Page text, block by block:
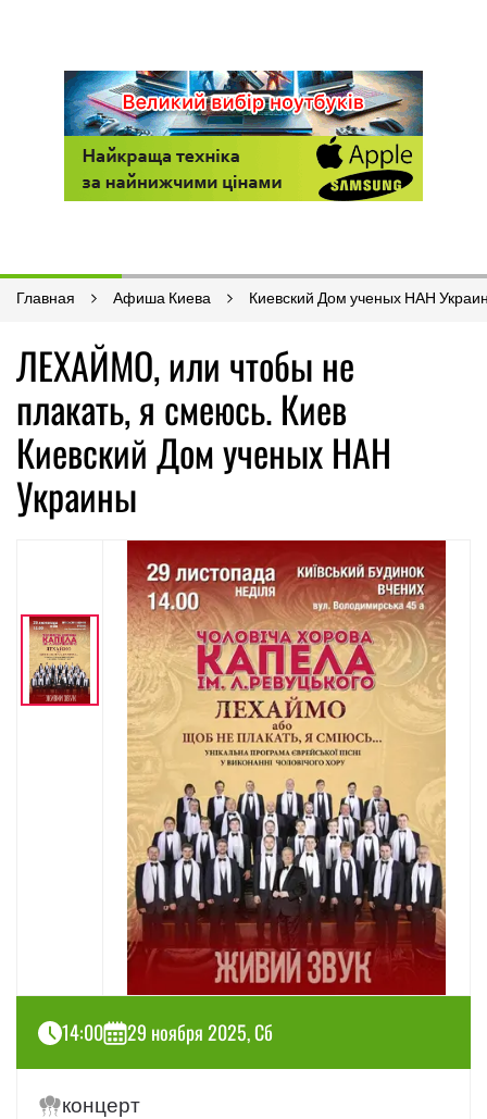
Главная Афиша Киева Киевский Дом ученых НАН
ЛЕХАЙМО, или чтобы не
плакать, я смеюсь. Киев
Киевский Дом ученых НАН
Украины
14:00 29 ноября 2025, Сб
концерт